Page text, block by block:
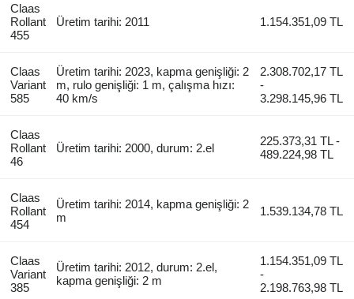
Claas
Rollant
455
Üretim tarihi: 2011 1.154.351,09 TL
Claas
Variant
585
Üretim tarihi: 2023, kapma genişliği: 2
m, rulo genişliği: 1 m, çalışma hızı:
40 km/s
2.308.702,17 TL
-
3.298.145,96 TL
Claas
Rollant
46
Üretim tarihi: 2000, durum: 2.el
225.373,31 TL -
489.224,98 TL
Claas
Rollant
454
Üretim tarihi: 2014, kapma genişliği: 2
m
1.539.134,78 TL
Claas
Variant
385
Üretim tarihi: 2012, durum: 2.el,
kapma genişliği: 2 m
1.154.351,09 TL
-
2.198.763,98 TL